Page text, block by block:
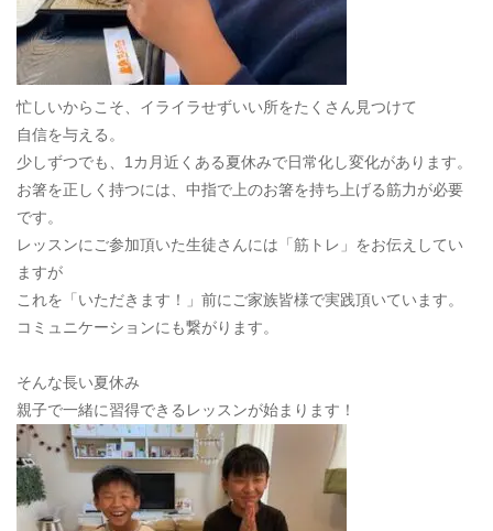
忙しいからこそ、イライラせずいい所をたくさん見つけて
自信を与える。
少しずつでも、1カ月近くある夏休みで日常化し変化があります。
お箸を正しく持つには、中指で上のお箸を持ち上げる筋力が必要
です。
レッスンにご参加頂いた生徒さんには「筋トレ」をお伝えしてい
ますが
これを「いただきます！」前にご家族皆様で実践頂いています。
コミュニケーションにも繋がります。
そんな長い夏休み
親子で一緒に習得できるレッスンが始まります！